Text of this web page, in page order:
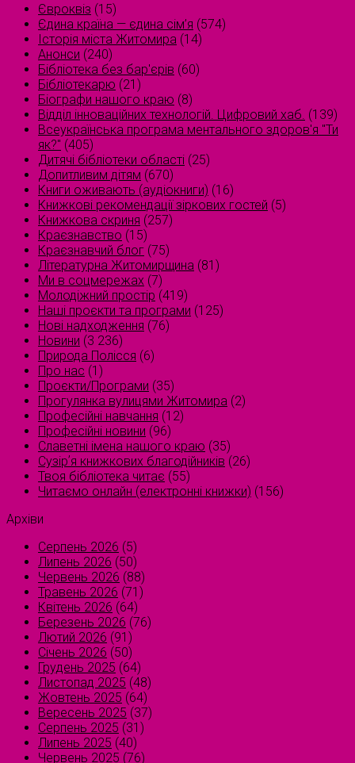
Євроквіз (15)
Єдина країна — єдина сім’я (574)
Історія міста Житомира (14)
Анонси (240)
Бібліотека без бар'єрів (60)
Бібліотекарю (21)
Біографи нашого краю (8)
Відділ інноваційних технологій. Цифровий хаб. (139)
Всеукраїнська програма ментального здоров'я "Ти
як?" (405)
Дитячі бібліотеки області (25)
Допитливим дітям (670)
Книги оживають (аудіокниги) (16)
Книжкові рекомендації зіркових гостей (5)
Книжкова скриня (257)
Краєзнавство (15)
Краєзнавчий блог (75)
Літературна Житомирщина (81)
Ми в соцмережах (7)
Молодіжний простір (419)
Наші проєкти та програми (125)
Нові надходження (76)
Новини (3 236)
Природа Полісся (6)
Про нас (1)
Проєкти/Програми (35)
Прогулянка вулицями Житомира (2)
Професійні навчання (12)
Професійні новини (96)
Славетні імена нашого краю (35)
Сузірʼя книжкових благодійників (26)
Твоя бібліотека читає (55)
Читаємо онлайн (електронні книжки) (156)
Архіви
Серпень 2026 (5)
Липень 2026 (50)
Червень 2026 (88)
Травень 2026 (71)
Квітень 2026 (64)
Березень 2026 (76)
Лютий 2026 (91)
Січень 2026 (50)
Грудень 2025 (64)
Листопад 2025 (48)
Жовтень 2025 (64)
Вересень 2025 (37)
Серпень 2025 (31)
Липень 2025 (40)
Червень 2025 (76)